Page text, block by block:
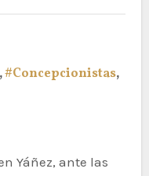
,#Concepcionistas,